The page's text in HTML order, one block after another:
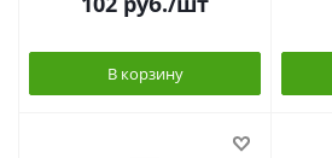
В корзину